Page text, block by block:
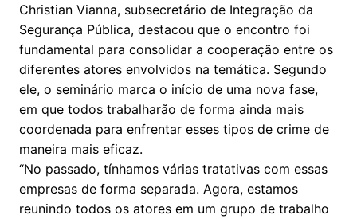
Christian Vianna, subsecretário de Integração da
Segurança Pública, destacou que o encontro foi
fundamental para consolidar a cooperação entre os
diferentes atores envolvidos na temática. Segundo
ele, o seminário marca o início de uma nova fase,
em que todos trabalharão de forma ainda mais
coordenada para enfrentar esses tipos de crime de
maneira mais eficaz.
“No passado, tínhamos várias tratativas com essas
empresas de forma separada. Agora, estamos
reunindo todos os atores em um grupo de trabalho